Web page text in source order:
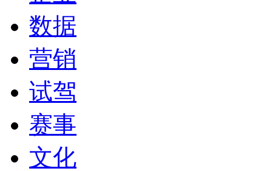
数据
营销
试驾
赛事
文化